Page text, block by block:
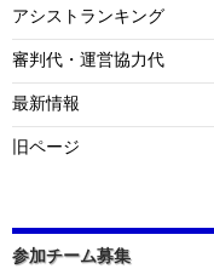
アシストランキング
審判代・運営協力代
最新情報
旧ページ
参加チーム募集